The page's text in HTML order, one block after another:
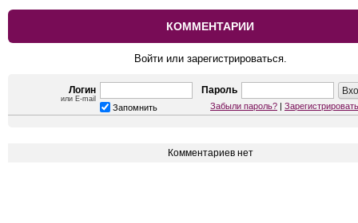
КОММЕНТАРИИ
Войти или зарегистрироваться.
Логин
или E-mail
Пароль
Запомнить Забыли пароль? |
Комментариев нет